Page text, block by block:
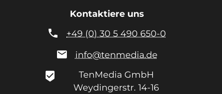
Kontaktiere uns
 +49 (0) 30 5 490 650-0
 info@tenmedia.de
beenhere
TenMedia GmbH
Weydingerstr. 14-16